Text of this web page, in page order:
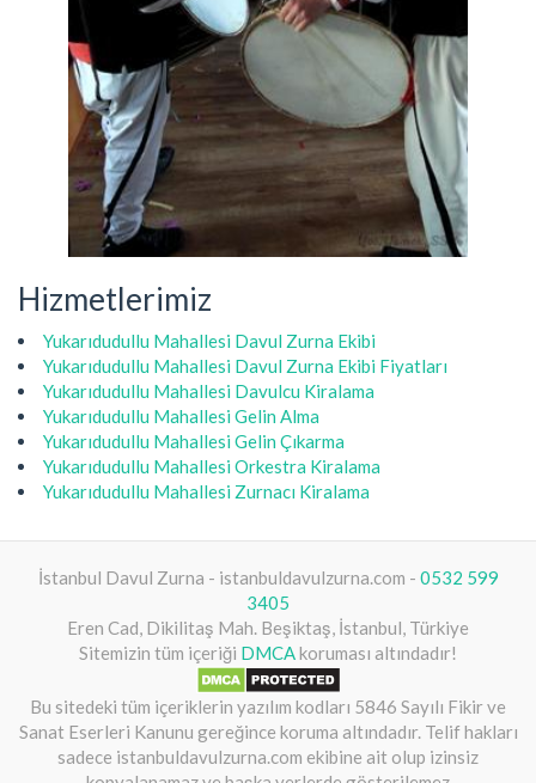
Hizmetlerimiz
Yukarıdudullu Mahallesi Davul Zurna Ekibi
Yukarıdudullu Mahallesi Davul Zurna Ekibi Fiyatları
Yukarıdudullu Mahallesi Davulcu Kiralama
Yukarıdudullu Mahallesi Gelin Alma
Yukarıdudullu Mahallesi Gelin Çıkarma
Yukarıdudullu Mahallesi Orkestra Kiralama
Yukarıdudullu Mahallesi Zurnacı Kiralama
İstanbul Davul Zurna - istanbuldavulzurna.com - 0532 599
3405
Eren Cad, Dikilitaş Mah. Beşiktaş, İstanbul, Türkiye
Sitemizin tüm içeriği DMCAkoruması altındadır!
Bu sitedeki tüm içeriklerin yazılım kodları 5846 Sayılı Fikir ve
Sanat Eserleri Kanunu gereğince koruma altındadır. Telif hakları
sadece istanbuldavulzurna.com ekibine ait olup izinsiz